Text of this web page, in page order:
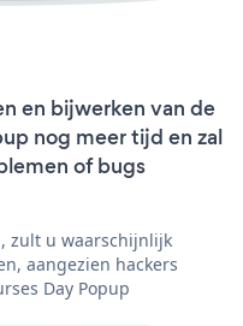
en bijwerken van de
nog meer tijd en zal
of bugs
zult u waarschijnlijk
aangezien hackers
Day Popup